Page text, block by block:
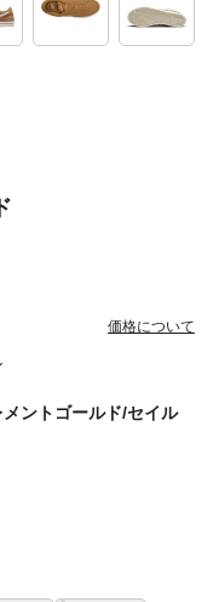
価格について
ントゴールド/セイル